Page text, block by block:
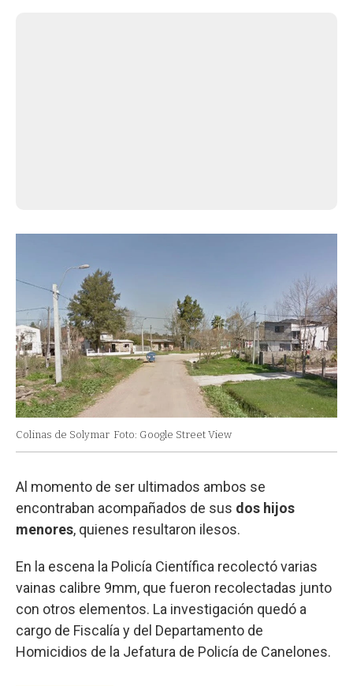
Colinas de Solymar Foto: Google Street View
Al momento de ser ultimados ambos se
encontraban acompañados de sus dos hijos
menores, quienes resultaron ilesos.
En la escena la Policía Científica recolectó varias
vainas calibre 9mm, que fueron recolectadas junto
con otros elementos. La investigación quedó a
cargo de Fiscalía y del Departamento de
Homicidios de la Jefatura de Policía de Canelones.